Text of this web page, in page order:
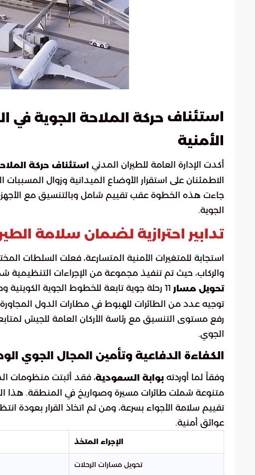
استئناف حركة الملاحة الجوية في
الأمنية
أكدت الإدارة العامة للطيران المدني استئناف حركة
الاطمئنان على استقرار الأوضاع الميدانية وزوال
جاءت هذه الخطوة عقب تقييم شامل وبالتنسيق مع الأجهزة
الجوية.
تدابير احترازية لضمان سلامة
استجابة للمتغيرات الأمنية المتسارعة، فعلت السلطات
والركاب، حيث تم تنفيذ مجموعة من الإجراءات التنظيمية
تحويل مسار
توجيه عدد من الطائرات للهبوط في مطارات الدول
رفع مستوى التنسيق مع رئاسة الأركان العامة للجيش
الجوي.
الكفاءة الدفاعية وتأمين المجال الجوي
وفقاً لما أوردته بوابة السعودية، فقد أثبتت منظومات
متنوعة شملت طائرات مسيرة وصواريخ في المنطقة. هذا
تقييم سلامة الأجواء بسرعة، ومن ثم اتخاذ القرار بعودة
عوائق أمنية.
الإجراء المتخذ
تحويل مسارات الرحلات